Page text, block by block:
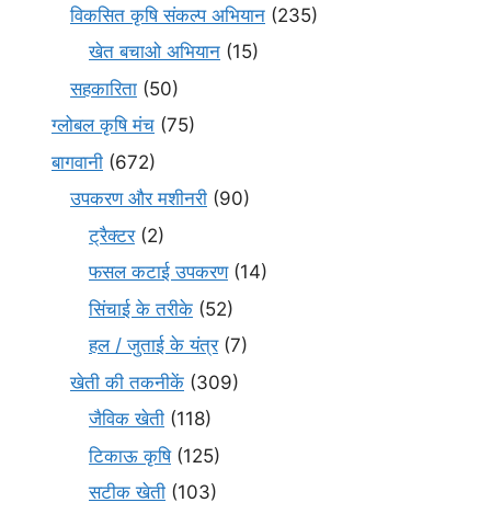
विकसित कृषि संकल्प अभियान (235)
खेत बचाओ अभियान (15)
सहकारिता (50)
ग्लोबल कृषि मंच (75)
बागवानी (672)
उपकरण और मशीनरी (90)
ट्रैक्टर(2)
फसल कटाई उपकरण(14)
सिंचाई के तरीके (52)
हल / जुताई के यंत्र(7)
खेती की तकनीकें (309)
जैविक खेती (118)
टिकाऊ कृषि(125)
सटीक खेती (103)